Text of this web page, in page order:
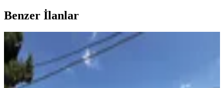
Benzer İlanlar
BALKONLU
Ergün'den Fındıkpınarında 553m2
Müstakil Ev